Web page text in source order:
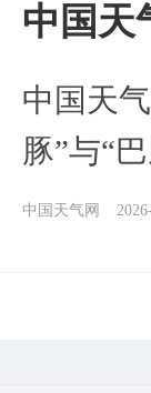
中国天
中国天
豚”与“
中国天气网